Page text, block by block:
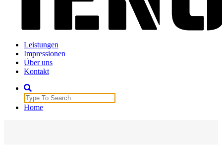
Veranstaltungstechnik
Leistungen
Impressionen
Über uns
Kontakt
Search
for:
Home